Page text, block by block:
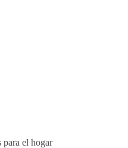
el hogar